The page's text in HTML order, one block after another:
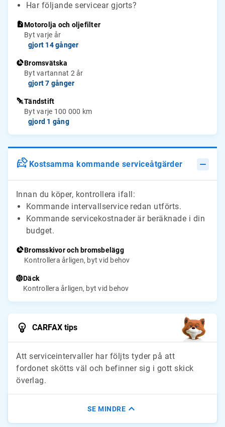
Har följande servicear gjorts?
Motorolja och oljefilter
Byt varje år
gjort 14 gånger
Bromsvätska
Byt vartannat 2 år
gjort 7 gånger
Tändstift
Byt varje 100 000 km
gjord 1 gång
Kostsamma kommande serviceåtgärder
Innan du köper, kontrollera ifall:
Kommande intervallservice redan utförts.
Kommande servicekostnader är beräknade i din
budget.
Bromsskivor och bromsbelägg
Kontrollera årligen, byt vid behov
Däck
Kontrollera årligen, byt vid behov
CARFAX tips
Att serviceintervaller har följts tyder på att
fordonet skötts väl och befinner sig i gott skick
överlag.
SE MINDRE